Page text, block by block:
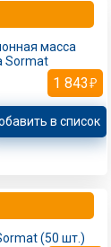
масса
Sormat
1 843
в список
(50 шт.)